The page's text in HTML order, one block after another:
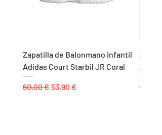
Zapatilla de Balonmano Infantil
Adidas Court Starbil JR Coral
Precio
60,00 € Precio de oferta
53,90 € Precio
55,00 €